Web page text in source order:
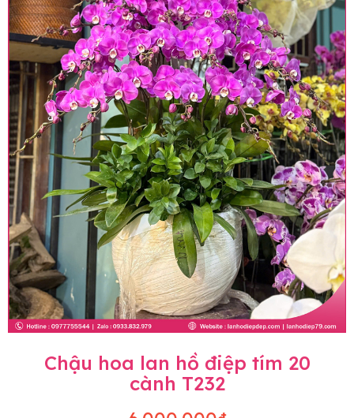
Chậu hoa lan hồ điệp tím 20
cành T232